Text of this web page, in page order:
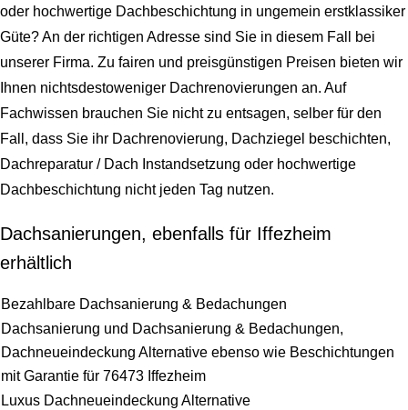
oder hochwertige Dachbeschichtung in ungemein erstklassiker
Güte? An der richtigen Adresse sind Sie in diesem Fall bei
unserer Firma. Zu fairen und preisgünstigen Preisen bieten wir
Ihnen nichtsdestoweniger Dachrenovierungen an. Auf
Fachwissen brauchen Sie nicht zu entsagen, selber für den
Fall, dass Sie ihr Dachrenovierung, Dachziegel beschichten,
Dachreparatur / Dach Instandsetzung oder hochwertige
Dachbeschichtung nicht jeden Tag nutzen.
Dachsanierungen, ebenfalls für Iffezheim
erhältlich
Bezahlbare Dachsanierung & Bedachungen
Dachsanierung und Dachsanierung & Bedachungen,
Dachneueindeckung Alternative ebenso wie Beschichtungen
mit Garantie für 76473 Iffezheim
Luxus Dachneueindeckung Alternative